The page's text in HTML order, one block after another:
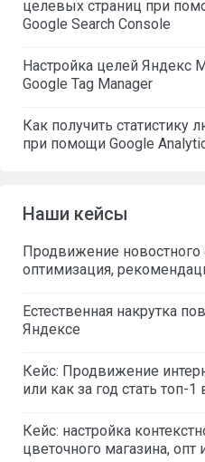
целевых страниц при
Google Search Console
Настройка целей Яндекс
Google Tag Manager
Как получить статистику
при помощи Google
Наши кейсы
Продвижение новостного
оптимизация,
Естественная накрутка
Яндексе
Кейс: Продвижение
или как за год стать топ-1
Кейс: настройка
цветочного магазина, опт